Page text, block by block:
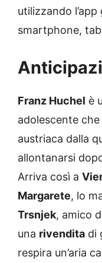
utilizzando
smartphone,
Franz Huchel è
adolescente che
austriaca dalla
allontanarsi
Arriva così a
Margarete, lo
Trsnjek, amico
una rivendita di
respira un’aria